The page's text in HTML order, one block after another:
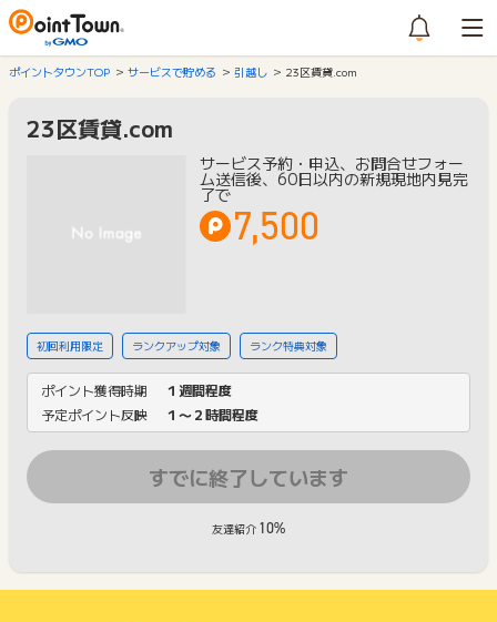
ポイントタウンTOP サービスで貯める 引越し 23区賃貸.com
23区賃貸.com
サービス予約・申込、お問合せフォー
ム送信後、60日以内の新規現地内見完
了で
7,500
初回利用限定 ランクアップ対象 ランク特典対象
ポイント獲得時期
１週間程度
予定ポイント反映
１〜２時間程度
すでに終了しています
友達紹介 10%